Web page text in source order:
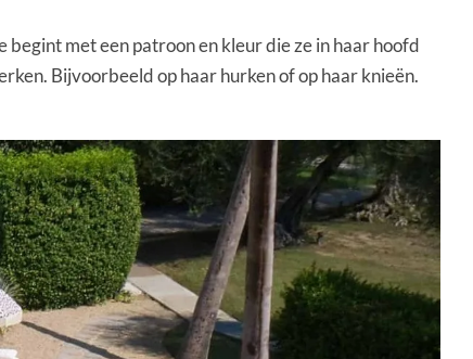
met een patroon en kleur die ze in haar hoofd
Bijvoorbeeld op haar hurken of op haar knieën.